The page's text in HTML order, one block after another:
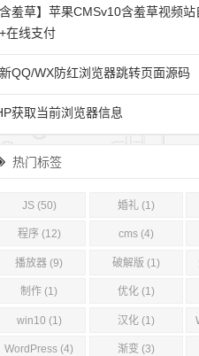
含羞草】苹果CMSv10含羞草视频
在线支付
QQ/WX防红浏览器跳转页面源码
获取当前浏览器信息
热门标签
JS (50) 婚礼 (1)
程序 (12) cms (4)
播放器 (9) 破解版 (1)
制作 (1) 优化 (1)
win10 (1) 汉化 (1)
WordPress (4) 渐变 (3)